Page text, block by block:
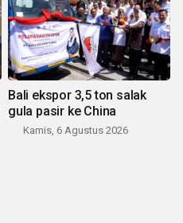
Bali ekspor 3,5 ton salak
gula pasir ke China
Kamis, 6 Agustus 2026